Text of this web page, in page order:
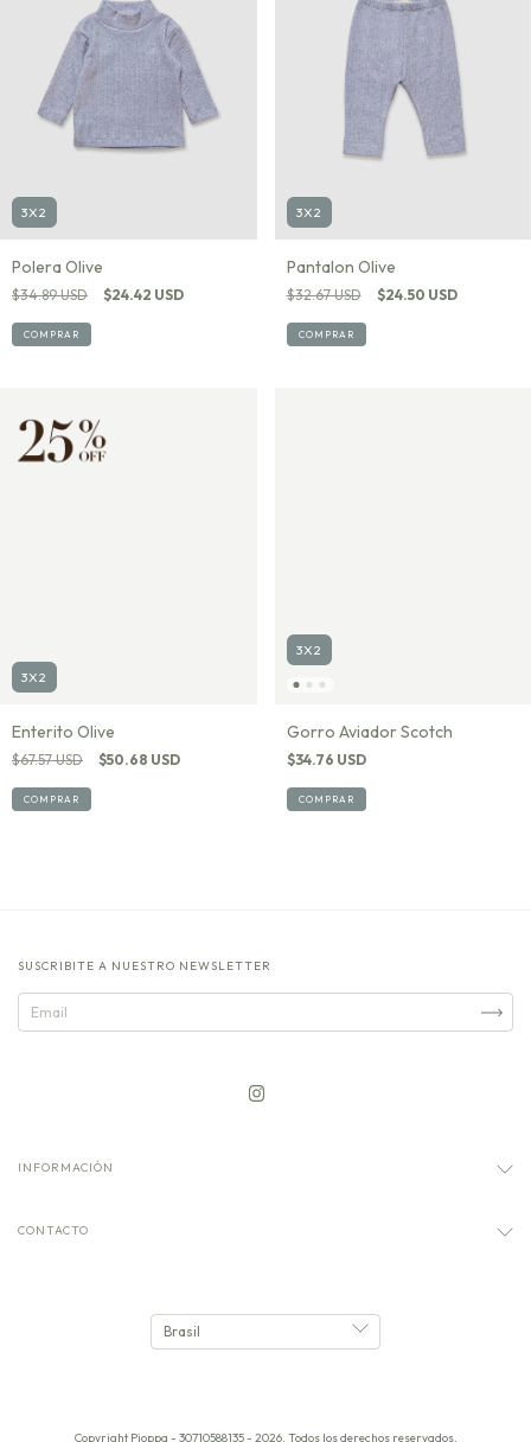
3X2
Polera Olive
$34.89 USD $24.42 USD
COMPRAR
3X2
Pantalon Olive
$32.67 USD $24.50 USD
COMPRAR
3X2
Enterito Olive
$67.57 USD $50.68 USD
COMPRAR
3X2
Gorro Aviador Scotch
$34.76 USD
COMPRAR
SUSCRIBITE A NUESTRO NEWSLETTER
INFORMACIÓN
CONTACTO
Copyright Pioppa - 30710588135 - 2026. Todos los derechos reservados.